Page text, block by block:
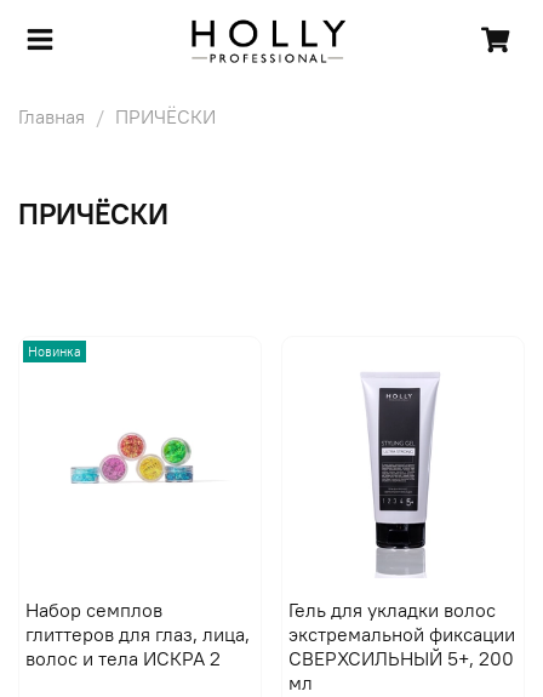
Главная ПРИЧЁСКИ
ПРИЧЁСКИ
Новинка
Набор семплов
глиттеров для глаз, лица,
волос и тела ИСКРА 2
Гель для укладки волос
экстремальной фиксации
СВЕРХСИЛЬНЫЙ 5+, 200
мл